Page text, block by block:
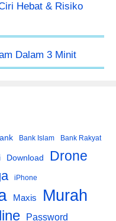
Hebat & Risiko
Dalam 3 Minit
Bank Islam Bank Rakyat
Download Drone
iPhone
Maxis Murah
Password